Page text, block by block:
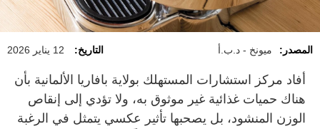
المصدر: ميونخ - د.ب.أ التاريخ: 12 يناير 2026
أفاد مركز استشارات المستهلك بولاية بافاريا الألمانية بأن
هناك حميات غذائية غير موثوق به، ولا تؤدي إلى إنقاص
الوزن المنشود، بل يصحبها تأثير عكسي يتمثل في الرغبة